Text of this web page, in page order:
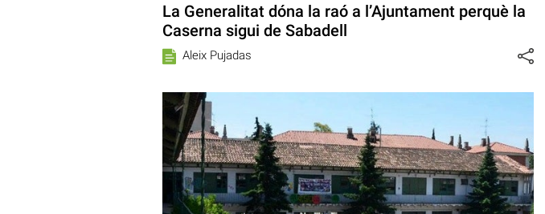
La Generalitat dóna la raó a l’Ajuntament perquè la
Caserna sigui de Sabadell
Aleix Pujadas